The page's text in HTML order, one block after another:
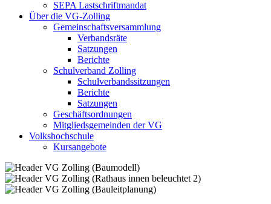
SEPA Lastschriftmandat
Über die VG-Zolling
Gemeinschaftsversammlung
Verbandsräte
Satzungen
Berichte
Schulverband Zolling
Schulverbandssitzungen
Berichte
Satzungen
Geschäftsordnungen
Mitgliedsgemeinden der VG
Volkshochschule
Kursangebote